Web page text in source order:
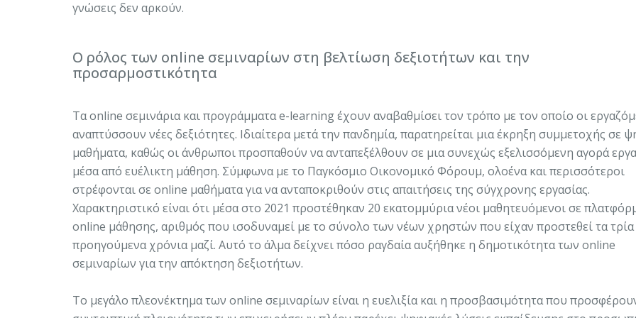
γνώσεις δεν αρκούν.
Ο ρόλος των online σεμιναρίων στη βελτίωση δεξιοτήτων και την
προσαρμοστικότητα
Τα online σεμινάρια και προγράμματα e-learning έχουν αναβαθμίσει τον τρόπο με τον οποίο οι
αναπτύσσουν νέες δεξιότητες. Ιδιαίτερα μετά την πανδημία, παρατηρείται μια έκρηξη συμμετοχής σε
μαθήματα, καθώς οι άνθρωποι προσπαθούν να ανταπεξέλθουν σε μια συνεχώς εξελισσόμενη αγορά
μέσα από ευέλικτη μάθηση. Σύμφωνα με το Παγκόσμιο Οικονομικό Φόρουμ, ολοένα και περισσότεροι
στρέφονται σε online μαθήματα για να ανταποκριθούν στις απαιτήσεις της σύγχρονης εργασίας.
Χαρακτηριστικό είναι ότι μέσα στο 2021 προστέθηκαν 20 εκατομμύρια νέοι μαθητευόμενοι σε
online μάθησης, αριθμός που ισοδυναμεί με το σύνολο των νέων χρηστών που είχαν προστεθεί τα τρία
προηγούμενα χρόνια μαζί. Αυτό το άλμα δείχνει πόσο ραγδαία αυξήθηκε η δημοτικότητα των online
σεμιναρίων για την απόκτηση δεξιοτήτων.
Το μεγάλο πλεονέκτημα των online σεμιναρίων είναι η ευελιξία και η προσβασιμότητα που